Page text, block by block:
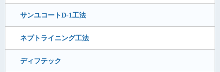
サンユコートD-1工法
ネプトライニング工法
ディフテック